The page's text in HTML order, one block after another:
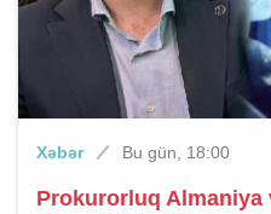
Xəbər Bu gün, 18:00
Prokurorluq Almaniya